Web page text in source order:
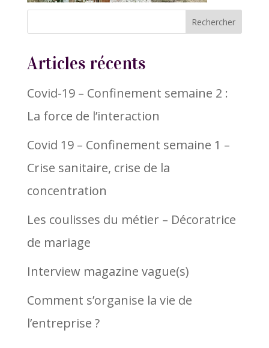
Articles récents
Covid-19 – Confinement semaine 2 :
La force de l’interaction
Covid 19 – Confinement semaine 1 –
Crise sanitaire, crise de la
concentration
Les coulisses du métier – Décoratrice
de mariage
Interview magazine vague(s)
Comment s’organise la vie de
l’entreprise ?